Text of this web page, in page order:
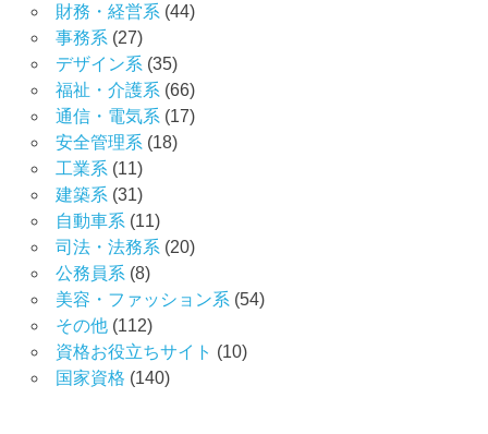
財務・経営系 (44)
事務系 (27)
デザイン系 (35)
福祉・介護系 (66)
通信・電気系 (17)
安全管理系 (18)
工業系 (11)
建築系 (31)
自動車系 (11)
司法・法務系 (20)
公務員系 (8)
美容・ファッション系 (54)
その他(112)
資格お役立ちサイト (10)
国家資格 (140)